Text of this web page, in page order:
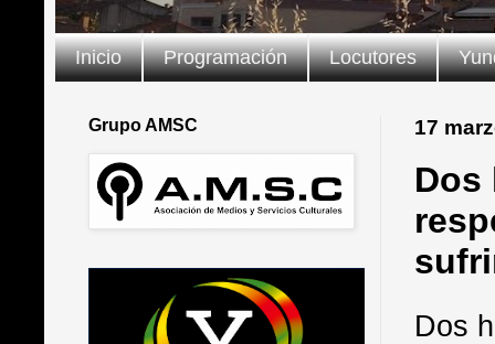
Inicio Programación Locutores
17
Dos
Dos
Grupo AMSC